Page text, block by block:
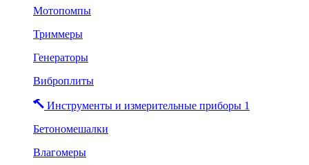
Мотопомпы
Триммеры
Генераторы
Виброплиты
Инструменты и измерительные приборы 1
Бетономешалки
Влагомеры